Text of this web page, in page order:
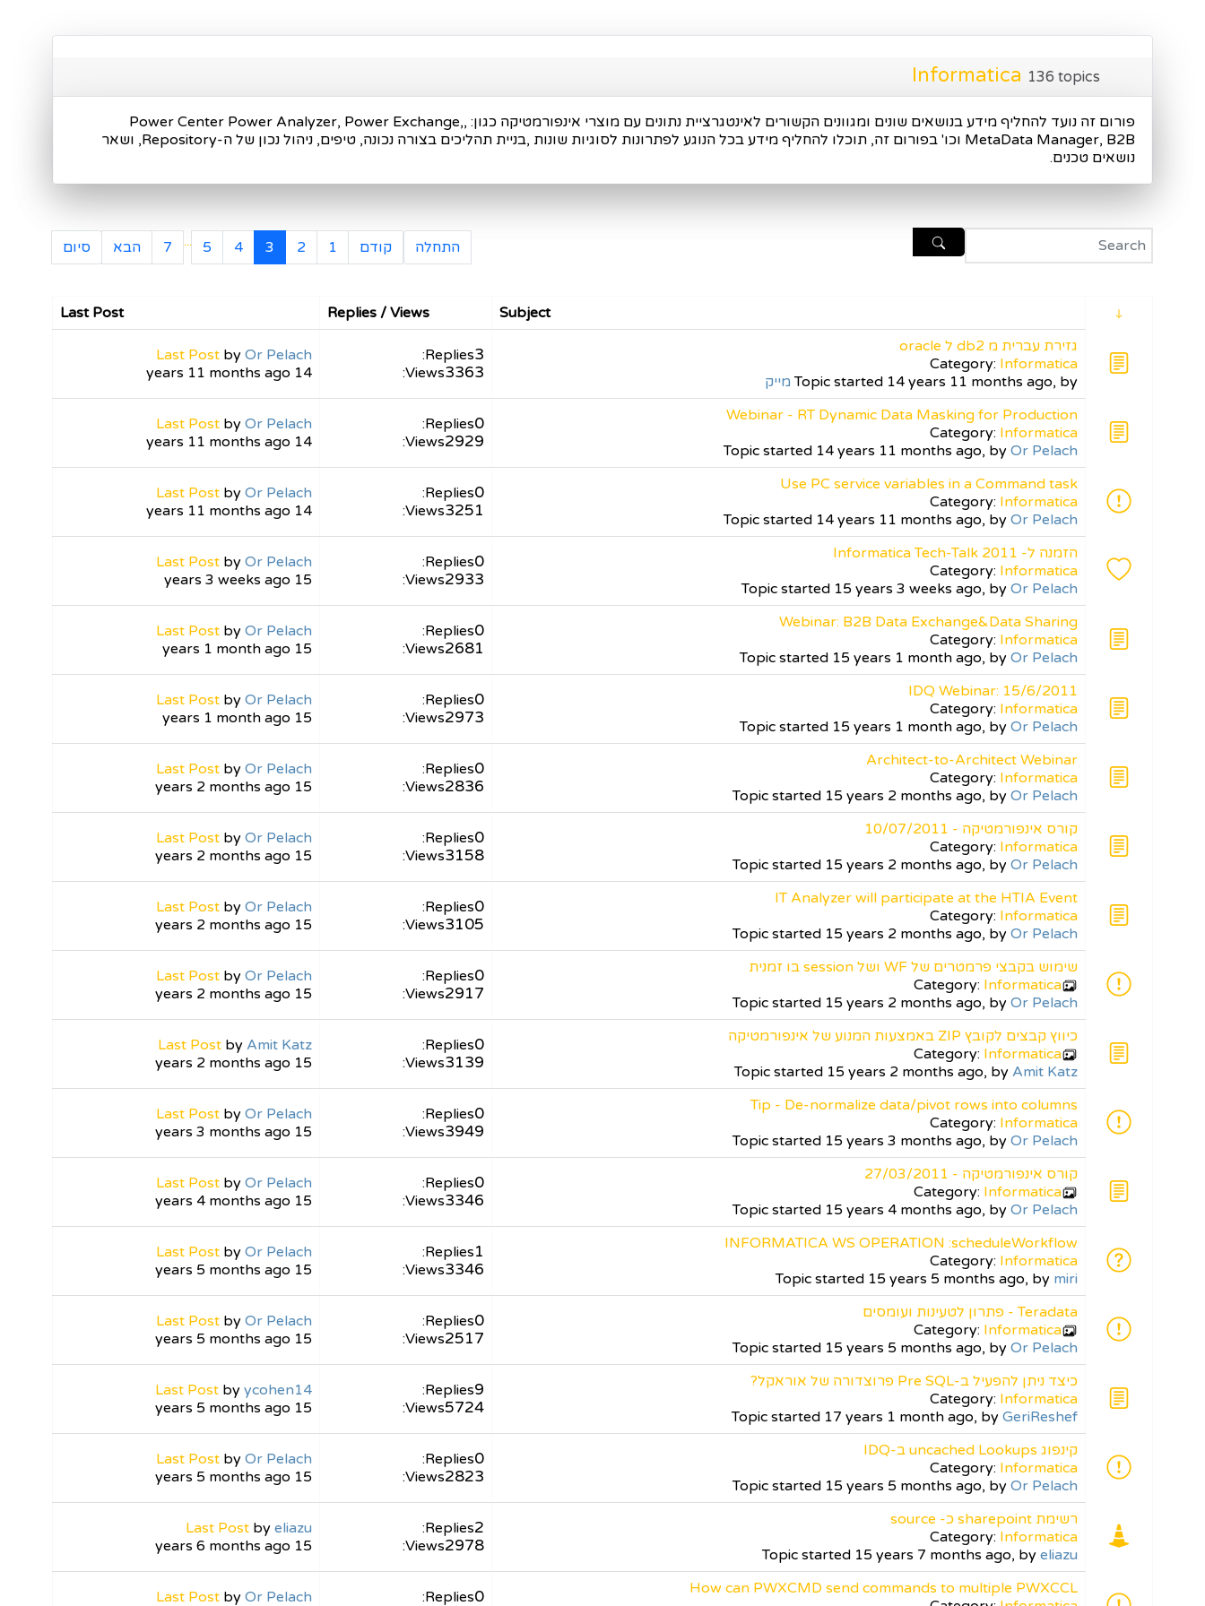
Informatica 136 topics
פורום זה נועד להחליף מידע בנושאים שונים ומגוונים הקשורים לאינטגרציית נתונים עם מוצרי אינפורמטיקה כגון: Power Center Power Analyzer, Power Exchange,,
MetaData Manager, B2B וכו' בפורום זה, תוכלו להחליף מידע בכל הנוגע לפתרונות לסוגיות שונות ,בניית תהליכים בצורה נכונה, טיפים, ניהול נכון של ה-Repository, ושאר
נושאים טכנים.
התחלה קודם 1
2
3
4
5
...
7 הבא סיום
Subject
Replies / Views
Last Post
גזירת עברית מ db2 ל oracle
Category: Informatica
Topic started 14 years 11 months ago, by מייק
Replies:3
Views:3363
Last Post by Or Pelach
14 years 11 months ago
Webinar - RT Dynamic Data Masking for Production
Category: Informatica
Topic started 14 years 11 months ago, by Or Pelach
Replies:0
Views:2929
Last Post by Or Pelach
14 years 11 months ago
Use PC service variables in a Command task
Category: Informatica
Topic started 14 years 11 months ago, by Or Pelach
Replies:0
Views:3251
Last Post by Or Pelach
14 years 11 months ago
הזמנה ל- Informatica Tech-Talk 2011
Category: Informatica
Topic started 15 years 3 weeks ago, by Or Pelach
Replies:0
Views:2933
Last Post by Or Pelach
15 years 3 weeks ago
Webinar: B2B Data Exchange&Data Sharing
Category: Informatica
Topic started 15 years 1 month ago, by Or Pelach
Replies:0
Views:2681
Last Post by Or Pelach
15 years 1 month ago
IDQ Webinar: 15/6/2011
Category: Informatica
Topic started 15 years 1 month ago, by Or Pelach
Replies:0
Views:2973
Last Post by Or Pelach
15 years 1 month ago
Architect-to-Architect Webinar
Category: Informatica
Topic started 15 years 2 months ago, by Or Pelach
Replies:0
Views:2836
Last Post by Or Pelach
15 years 2 months ago
קורס אינפורמטיקה - 10/07/2011
Category: Informatica
Topic started 15 years 2 months ago, by Or Pelach
Replies:0
Views:3158
Last Post by Or Pelach
15 years 2 months ago
IT Analyzer will participate at the HTIA Event
Category: Informatica
Topic started 15 years 2 months ago, by Or Pelach
Replies:0
Views:3105
Last Post by Or Pelach
15 years 2 months ago
שימוש בקבצי פרמטרים של WF ושל session בו זמנית
Category: Informatica
Topic started 15 years 2 months ago, by Or Pelach
Replies:0
Views:2917
Last Post by Or Pelach
15 years 2 months ago
כיווץ קבצים לקובץ ZIP באמצעות המנוע של אינפורמטיקה
Category: Informatica
Topic started 15 years 2 months ago, by Amit Katz
Replies:0
Views:3139
Last Post by Amit Katz
15 years 2 months ago
Tip - De-normalize data/pivot rows into columns
Category: Informatica
Topic started 15 years 3 months ago, by Or Pelach
Replies:0
Views:3949
Last Post by Or Pelach
15 years 3 months ago
קורס אינפורמטיקה - 27/03/2011
Category: Informatica
Topic started 15 years 4 months ago, by Or Pelach
Replies:0
Views:3346
Last Post by Or Pelach
15 years 4 months ago
INFORMATICA WS OPERATION :scheduleWorkflow
Category: Informatica
Topic started 15 years 5 months ago, by miri
Replies:1
Views:3346
Last Post by Or Pelach
15 years 5 months ago
Teradata - פתרון לטעינות ועומסים
Category: Informatica
Topic started 15 years 5 months ago, by Or Pelach
Replies:0
Views:2517
Last Post by Or Pelach
15 years 5 months ago
כיצד ניתן להפעיל ב-Pre SQL פרוצדורה של אוראקל?
Category: Informatica
Topic started 17 years 1 month ago, by GeriReshef
Replies:9
Views:5724
Last Post by ycohen14
15 years 5 months ago
קינפוג uncached Lookups ב-IDQ
Category: Informatica
Topic started 15 years 5 months ago, by Or Pelach
Replies:0
Views:2823
Last Post by Or Pelach
15 years 5 months ago
רשימת sharepoint כ- source
Category: Informatica
Topic started 15 years 7 months ago, by eliazu
Replies:2
Views:2978
Last Post by eliazu
15 years 6 months ago
How can PWXCMD send commands to multiple PWXCCL
Replies:0
Last Post by Or Pelach